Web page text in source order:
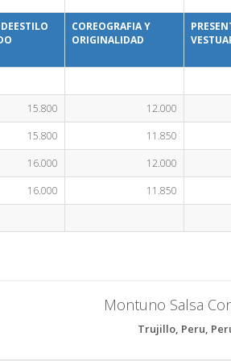
COREOGRAFIA Y
ORIGINALIDAD
15.800 12.000
15.800
11.850
16.000
12.000
16.000
11.850
Montuno Salsa
Trujillo, Peru,